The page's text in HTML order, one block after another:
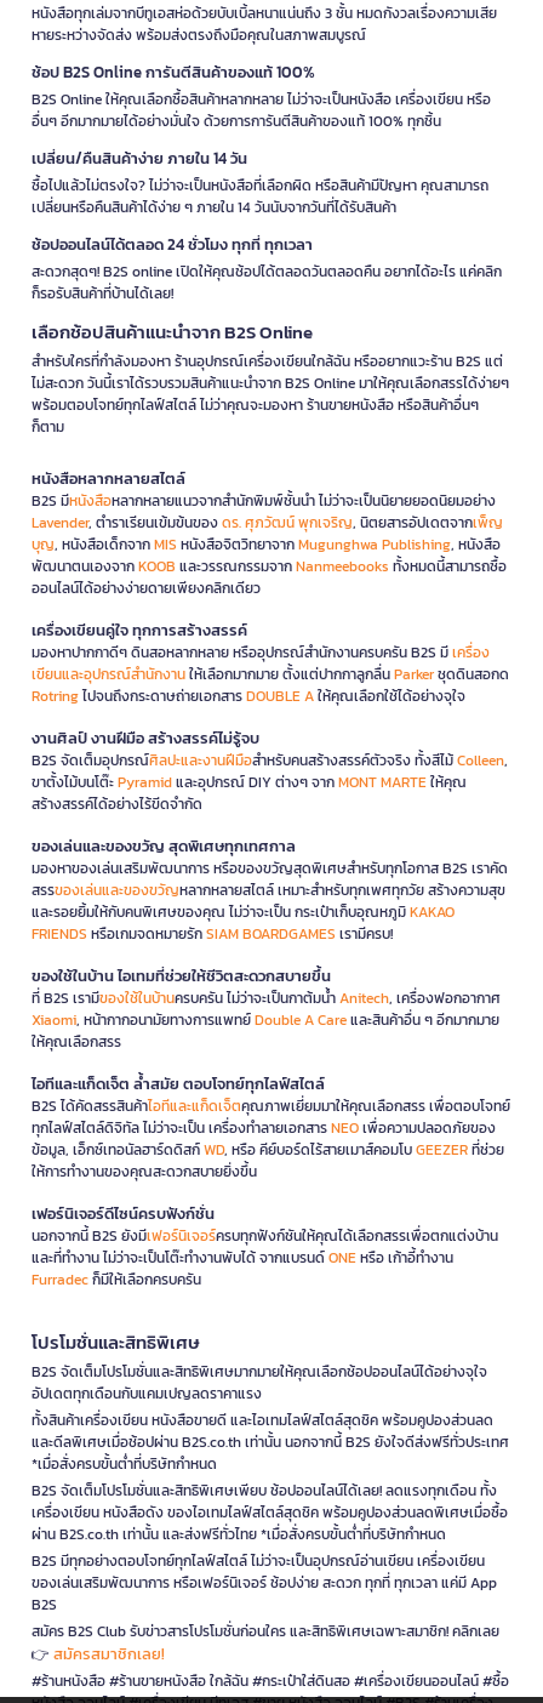
หนังสือทุกเล่มจากบีทูเอสห่อด้วยบับเบิ้ลหนาแน่นถึง 3 ชั้น หมดกังวลเรื่องความเสีย
หายระหว่างจัดส่ง พร้อมส่งตรงถึงมือคุณในสภาพสมบูรณ์
ช้อป B2S Online การันตีสินค้าของแท้ 100%
B2S Online ให้คุณเลือกซื้อสินค้าหลากหลาย ไม่ว่าจะเป็นหนังสือ เครื่องเขียน หรือ
อื่นๆ อีกมากมายได้อย่างมั่นใจ ด้วยการการันตีสินค้าของแท้ 100% ทุกชิ้น
เปลี่ยน/คืนสินค้าง่าย ภายใน 14 วัน
ซื้อไปแล้วไม่ตรงใจ? ไม่ว่าจะเป็นหนังสือที่เลือกผิด หรือสินค้ามีปัญหา คุณสามารถ
เปลี่ยนหรือคืนสินค้าได้ง่าย ๆ ภายใน 14 วันนับจากวันที่ได้รับสินค้า
ช้อปออนไลน์ได้ตลอด 24 ชั่วโมง ทุกที่ ทุกเวลา
สะดวกสุดๆ! B2S online เปิดให้คุณช้อปได้ตลอดวันตลอดคืน อยากได้อะไร แค่คลิก
ก็รอรับสินค้าที่บ้านได้เลย!
เลือกช้อปสินค้าแนะนำจาก B2S Online
สำหรับใครที่กำลังมองหา ร้านอุปกรณ์เครื่องเขียนใกล้ฉัน หรืออยากแวะร้าน B2S แต่
ไม่สะดวก วันนี้เราได้รวบรวมสินค้าแนะนำจาก B2S Online มาให้คุณเลือกสรรได้ง่ายๆ
พร้อมตอบโจทย์ทุกไลฟ์สไตล์ ไม่ว่าคุณจะมองหา ร้านขายหนังสือ หรือสินค้าอื่นๆ
ก็ตาม
หนังสือหลากหลายสไตล์
B2S มีหนังสือหลากหลายแนวจากสำนักพิมพ์ชั้นนำ ไม่ว่าจะเป็นนิยายยอดนิยมอย่าง
Lavender, ตำราเรียนเข้มข้นของดร. ศุภวัฒน์ พุกเจริญ, นิตยสารอัปเดตจากเพ็ญ
บุญ, หนังสือเด็กจากMIS หนังสือจิตวิทยาจากMugunghwa Publishing, หนังสือ
พัฒนาตนเองจากKOOB และวรรณกรรมจากNanmeebooks ทั้งหมดนี้สามารถซื้อ
ออนไลน์ได้อย่างง่ายดายเพียงคลิกเดียว
เครื่องเขียนคู่ใจ ทุกการสร้างสรรค์
มองหาปากกาดีๆ ดินสอหลากหลาย หรืออุปกรณ์สำนักงานครบครัน B2S มีเครื่อง
เขียนและอุปกรณ์สำนักงานให้เลือกมากมาย ตั้งแต่ปากกาลูกลื่นParkerชุดดินสอกด
Rotringไปจนถึงกระดาษถ่ายเอกสารDOUBLE Aให้คุณเลือกใช้ได้อย่างจุใจ
งานศิลป์ งานฝีมือ สร้างสรรค์ไม่รู้จบ
B2S จัดเต็มอุปกรณ์ศิลปะและงานฝีมือสำหรับคนสร้างสรรค์ตัวจริง ทั้งสีไม้Colleen,
ขาตั้งไม้บนโต๊ะPyramidและอุปกรณ์ DIY ต่างๆ จากMONT MARTEให้คุณ
สร้างสรรค์ได้อย่างไร้ขีดจำกัด
ของเล่นและของขวัญ สุดพิเศษทุกเทศกาล
มองหาของเล่นเสริมพัฒนาการ หรือของขวัญสุดพิเศษสำหรับทุกโอกาส B2S เราคัด
สรรของเล่นและของขวัญหลากหลายสไตล์ เหมาะสำหรับทุกเพศทุกวัย สร้างความสุข
และรอยยิ้มให้กับคนพิเศษของคุณ ไม่ว่าจะเป็น กระเป๋าเก็บอุณหภูมิKAKAO
FRIENDS หรือเกมจดหมายรักSIAM BOARDGAMES เรามีครบ!
ของใช้ในบ้าน ไอเทมที่ช่วยให้ชีวิตสะดวกสบายขึ้น
ที่ B2S เรามีของใช้ในบ้านครบครัน ไม่ว่าจะเป็นกาต้มน้ำAnitech, เครื่องฟอกอากาศ
Xiaomi, หน้ากากอนามัยทางการแพทย์Double A Careและสินค้าอื่น ๆ อีกมากมาย
ให้คุณเลือกสรร
ไอทีและแก็ดเจ็ต ล้ำสมัย ตอบโจทย์ทุกไลฟ์สไตล์
B2S ได้คัดสรรสินค้าไอทีและแก็ดเจ็ตคุณภาพเยี่ยมมาให้คุณเลือกสรร เพื่อตอบโจทย์
ทุกไลฟ์สไตล์ดิจิทัล ไม่ว่าจะเป็น เครื่องทำลายเอกสารNEOเพื่อความปลอดภัยของ
ข้อมูล, เอ็กซ์เทอนัลฮาร์ดดิสก์WD, หรือ คีย์บอร์ดไร้สายเมาส์คอมโบGEEZERที่ช่วย
ให้การทำงานของคุณสะดวกสบายยิ่งขึ้น
เฟอร์นิเจอร์ดีไซน์ครบฟังก์ชั่น
นอกจากนี้ B2S ยังมีเฟอร์นิเจอร์ครบทุกฟังก์ชันให้คุณได้เลือกสรรเพื่อตกแต่งบ้าน
และที่ทำงาน ไม่ว่าจะเป็นโต๊ะทำงานพับได้ จากแบรนด์ONEหรือ เก้าอี้ทำงาน
Furradecก็มีให้เลือกครบครัน
โปรโมชั่นและสิทธิพิเศษ
B2S จัดเต็มโปรโมชั่นและสิทธิพิเศษมากมายให้คุณเลือกช้อปออนไลน์ได้อย่างจุใจ
อัปเดตทุกเดือนกับแคมเปญลดราคาแรง
ทั้งสินค้าเครื่องเขียน หนังสือขายดี และไอเทมไลฟ์สไตล์สุดชิค พร้อมคูปองส่วนลด
และดีลพิเศษเมื่อช้อปผ่าน B2S.co.th เท่านั้น นอกจากนี้ B2S ยังใจดีส่งฟรีทั่วประเทศ
*เมื่อสั่งครบขั้นต่ำที่บริษัทกำหนด
B2S จัดเต็มโปรโมชั่นและสิทธิพิเศษเพียบ ช้อปออนไลน์ได้เลย! ลดแรงทุกเดือน ทั้ง
เครื่องเขียน หนังสือดัง ของไอเทมไลฟ์สไตล์สุดชิค พร้อมคูปองส่วนลดพิเศษเมื่อซื้อ
ผ่าน B2S.co.th เท่านั้น และส่งฟรีทั่วไทย *เมื่อสั่งครบขั้นต่ำที่บริษัทกำหนด
B2S มีทุกอย่างตอบโจทย์ทุกไลฟ์สไตล์ ไม่ว่าจะเป็นอุปกรณ์อ่านเขียน เครื่องเขียน
ของเล่นเสริมพัฒนาการ หรือเฟอร์นิเจอร์ ช้อปง่าย สะดวก ทุกที่ ทุกเวลา แค่มี App
B2S
สมัคร B2S Club รับข่าวสารโปรโมชั่นก่อนใคร และสิทธิพิเศษเฉพาะสมาชิก! คลิกเลย
👉 สมัครสมาชิกเลย!
#ร้านหนังสือ #ร้านขายหนังสือ ใกล้ฉัน #กระเป๋าใส่ดินสอ #เครื่องเขียนออนไลน์ #ซื้อ